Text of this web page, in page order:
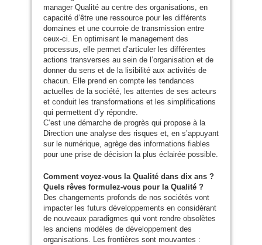
manager Qualité au centre des organisations, en
capacité d’être une ressource pour les différents
domaines et une courroie de transmission entre
ceux-ci. En optimisant le management des
processus, elle permet d’articuler les différentes
actions transverses au sein de l’organisation et de
donner du sens et de la lisibilité aux activités de
chacun. Elle prend en compte les tendances
actuelles de la société, les attentes de ses acteurs
et conduit les transformations et les simplifications
qui permettent d’y répondre.
C’est une démarche de progrès qui propose à la
Direction une analyse des risques et, en s’appuyant
sur le numérique, agrège des informations fiables
pour une prise de décision la plus éclairée possible.
Comment voyez-vous la Qualité dans dix ans ?
Quels rêves formulez-vous pour la Qualité ?
Des changements profonds de nos sociétés vont
impacter les futurs développements en considérant
de nouveaux paradigmes qui vont rendre obsolètes
les anciens modèles de développement des
organisations. Les frontières sont mouvantes :